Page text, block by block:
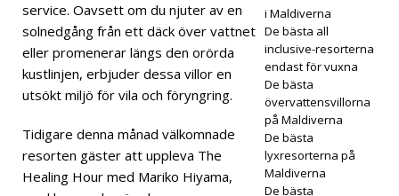
miu
m all
sive-
reso
r
5-
service. Oavsett om du njuter av en
solnedgång från ett däck över vattnet
eller promenerar längs den orörda
kustlinjen, erbjuder dessa villor en
utsökt miljö för vila och föryngring.
Tidigare denna månad välkomnade
resorten gäster att uppleva The
Healing Hour med Mariko Hiyama,
i Maldiverna
De bästa all
inclusive-resorterna
endast för vuxna
De bästa
övervattensvillorna
på Maldiverna
De bästa
lyxresorterna på
Maldiverna
De bästa